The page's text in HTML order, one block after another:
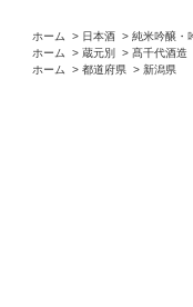
ホーム > 日本酒 > 純米吟醸・
ホーム
> 蔵元別 > 髙千代酒造
ホーム
> 都道府県 > 新潟県